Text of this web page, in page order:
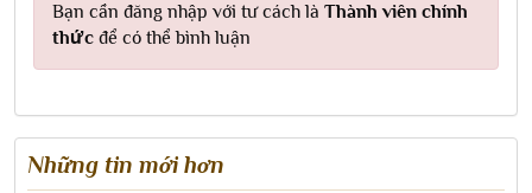
Bạn cần đăng nhập với tư cách là Thành viên chính
thức để có thể bình luận
Những tin mới hơn